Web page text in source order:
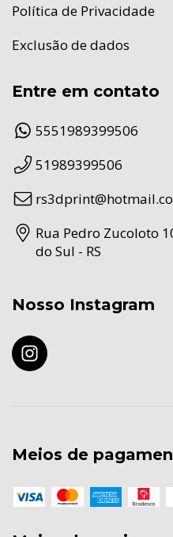
Política de Privacidade
Exclusão de dados
Entre em contato
5551989399506
51989399506
Rua Pedro Zucoloto
do Sul - RS
Nosso Instagram
Meios de